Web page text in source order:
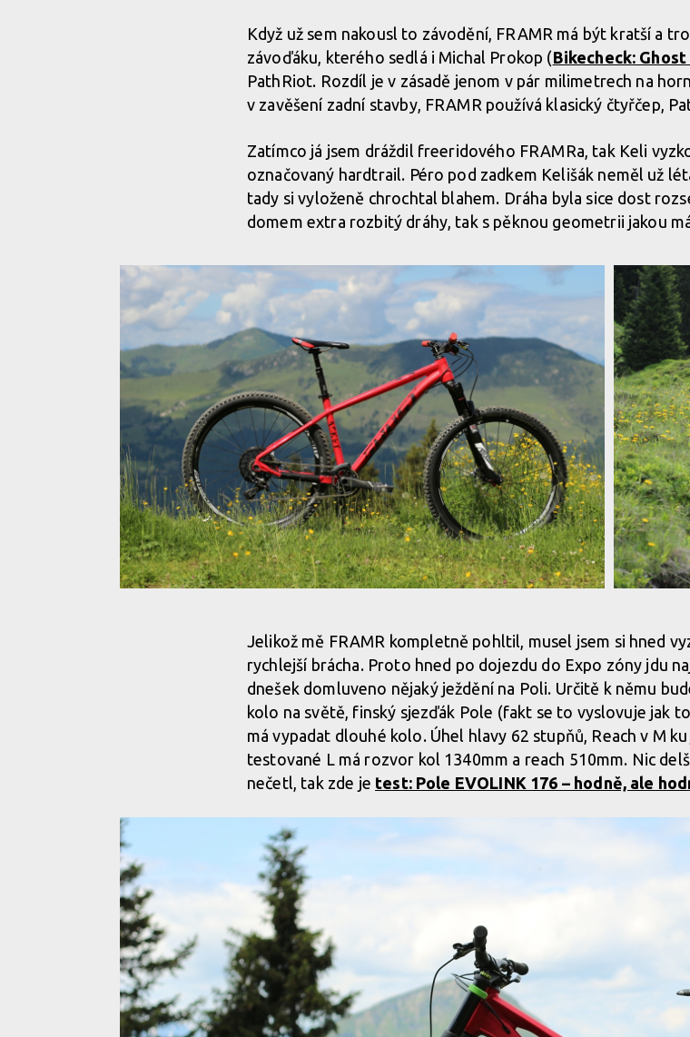
Když už sem nakousl to závodění, FRAMR má být kratší a
závoďáku, kterého sedlá i Michal Prokop (Bikecheck:
PathRiot. Rozdíl je v zásadě jenom v pár milimetrech na
v zavěšení zadní stavby, FRAMR používá klasický čtyřčep,
Zatímco já jsem dráždil freeridového FRAMRa, tak Keli
označovaný hardtrail. Péro pod zadkem Kelišák neměl už
tady si vyloženě chrochtal blahem. Dráha byla sice dost
domem extra rozbitý dráhy, tak s pěknou geometrii jakou
Jelikož mě FRAMR kompletně pohltil, musel jsem si hned
rychlejší brácha. Proto hned po dojezdu do Expo zóny jdu
dnešek domluveno nějaký ježdění na Poli. Určitě k němu
kolo na světě, finský sjezďák Pole (fakt se to vyslovuje jak
má vypadat dlouhé kolo. Úhel hlavy 62 stupňů, Reach v M
testované L má rozvor kol 1340mm a reach 510mm. Nic
nečetl, tak zde je test: Pole EVOLINK 176 – hodně, ale